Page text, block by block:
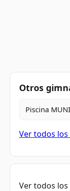
Otros
Piscina
Ver todos
Ver todos los